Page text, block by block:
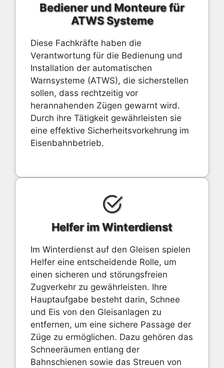
Bediener und Monteure für
ATWS Systeme
Diese Fachkräfte haben die
Verantwortung für die Bedienung und
Installation der automatischen
Warnsysteme (ATWS), die sicherstellen
sollen, dass rechtzeitig vor
herannahenden Zügen gewarnt wird.
Durch ihre Tätigkeit gewährleisten sie
eine effektive Sicherheitsvorkehrung im
Eisenbahnbetrieb.
Helfer im Winterdienst
Im Winterdienst auf den Gleisen spielen
Helfer eine entscheidende Rolle, um
einen sicheren und störungsfreien
Zugverkehr zu gewährleisten. Ihre
Hauptaufgabe besteht darin, Schnee
und Eis von den Gleisanlagen zu
entfernen, um eine sichere Passage der
Züge zu ermöglichen. Dazu gehören das
Schneeräumen entlang der
Bahnschienen sowie das Streuen von